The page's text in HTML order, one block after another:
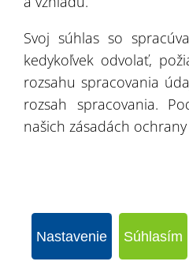
Sklad v Galewice
Svoj súhlas so
kedykoľvek odvolať,
rozsahu spracovania
rozsah spracovania.
našich zásadách
Nastavenie Súhlasím